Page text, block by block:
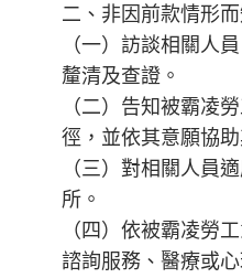
二、非因前款情形而
（一）訪談相關人
釐清及查證。
（二）告知被霸凌
徑，並依其意願協
（三）對相關人員
所。
（四）依被霸凌勞
諮詢服務、醫療或